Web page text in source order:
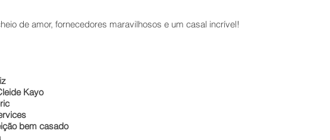
de amor, fornecedores maravilhosos e um casal incrível!
Kayo
bem casado